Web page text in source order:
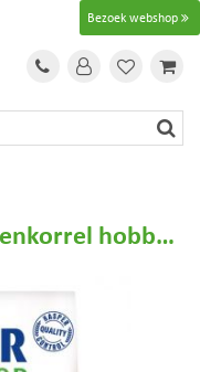
Bezoek webshop
Kasper FaunaFood konijnenkorrel hobby (20 kg)